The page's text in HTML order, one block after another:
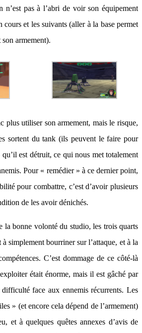
n’est pas à l’abri de voir son équipement
et les suivants (aller à la base permet
armement).
plus utiliser son armement, mais le risque,
sortent du tank (ils peuvent le faire pour
qu’il est détruit, ce qui nous met totalement
Pour « remédier » à ce dernier point,
pour combattre, c’est d’avoir plusieurs
de les avoir dénichés.
la bonne volonté du studio, les trois quarts
à simplement bourriner sur l’attaque, et à la
C’est dommage de ce côté-là
était énorme, mais il est gâché par
face aux ennemis récurrents. Les
» (et encore cela dépend de l’armement)
et à quelques quêtes annexes d’avis de